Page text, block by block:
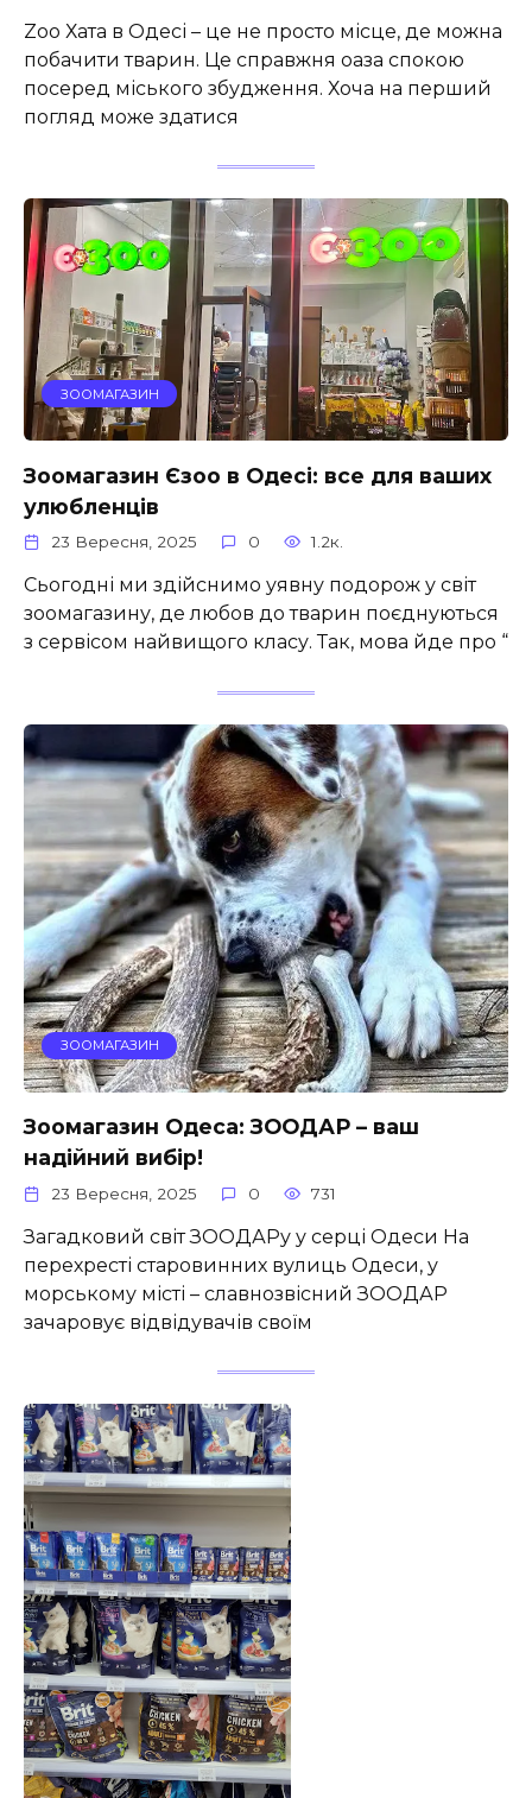
Zoo Хата в Одесі – це не просто місце, де можна
побачити тварин. Це справжня оаза спокою
посеред міського збудження. Хоча на перший
погляд може здатися
ЗООМАГАЗИН
Зоомагазин Єзоо в Одесі: все для ваших
улюбленців
23 Вересня, 2025 0 1.2к.
Сьогодні ми здійснимо уявну подорож у світ
зоомагазину, де любов до тварин поєднуються
з сервісом найвищого класу. Так, мова йде про “
ЗООМАГАЗИН
Зоомагазин Одеса: ЗООДАР – ваш
надійний вибір!
23 Вересня, 2025 0 731
Загадковий світ ЗООДАРу у серці Одеси На
перехресті старовинних вулиць Одеси, у
морському місті – славнозвісний ЗООДАР
зачаровує відвідувачів своїм